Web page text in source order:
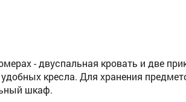
- двуспальная кровать и две
кресла. Для хранения
шкаф.